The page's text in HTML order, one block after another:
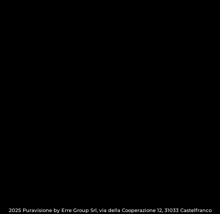
2025 Puravisione by Erre Group Srl, via della Cooperazione 12, 31033 Castelfranco